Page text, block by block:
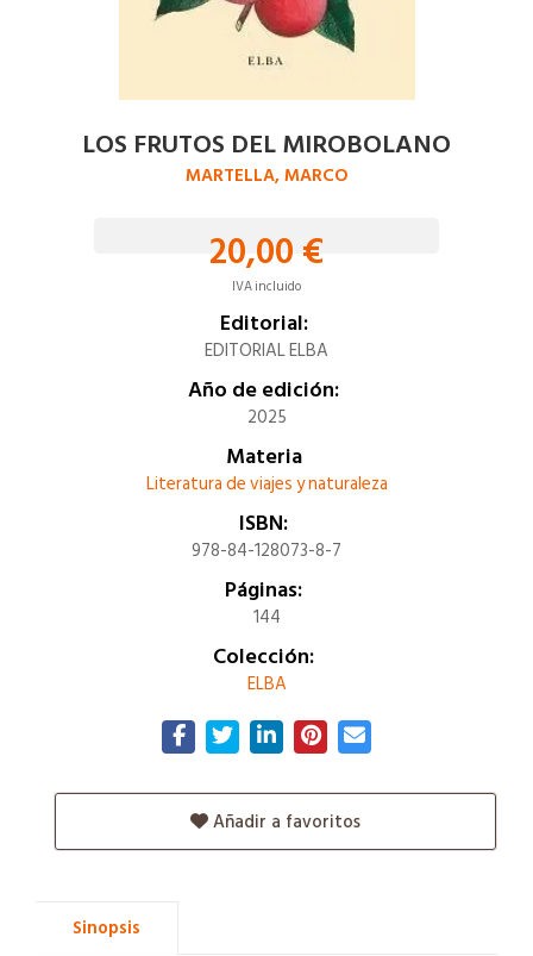
LOS FRUTOS DEL MIROBOLANO
MARTELLA, MARCO
20,00 €
IVA incluido
Editorial:
EDITORIAL ELBA
Año de edición:
2025
Materia
Literatura de viajes y naturaleza
ISBN:
978-84-128073-8-7
Páginas:
144
Colección:
ELBA
Añadir a favoritos
Sinopsis